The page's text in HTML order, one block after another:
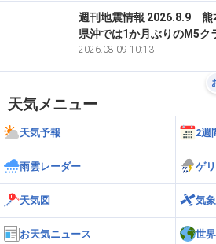
週刊地震情報 2026.8.9
県沖では1か月ぶりのM5ク
2026.08.09 10:13
天気メニュー
天気予報 2週
雨雲レーダー ゲ
天気図 気
お天気ニュース 世